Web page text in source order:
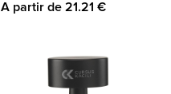
A partir de 21.21 €